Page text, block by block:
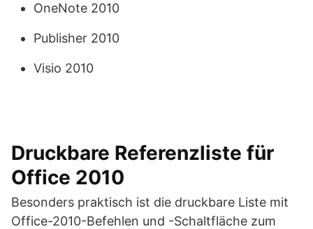
OneNote 2010
Publisher 2010
Visio 2010
Druckbare Referenzliste für
Office 2010
Besonders praktisch ist die druckbare Liste mit
Office-2010-Befehlen und -Schaltfläche zum